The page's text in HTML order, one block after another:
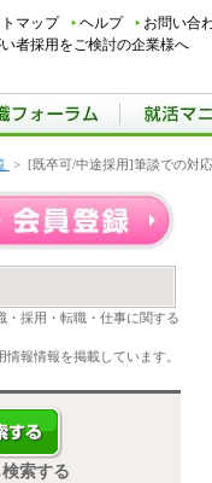
マップ ヘルプ お問い合
者採用をご検討の企業様へ
> [既卒可/中途採用]筆談での対
・採用・転職・仕事に関する
報情報を掲載しています。
索する